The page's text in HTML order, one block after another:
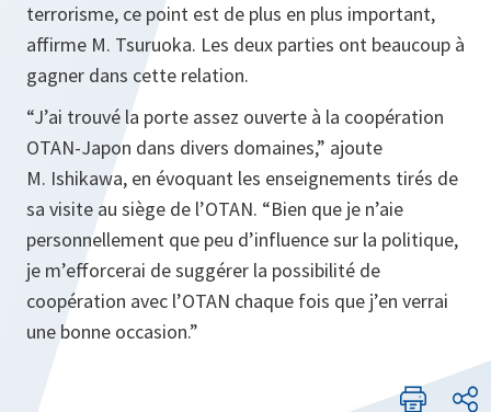
terrorisme, ce point est de plus en plus important,
affirme M. Tsuruoka. Les deux parties ont beaucoup à
gagner dans cette relation.
“J’ai trouvé la porte assez ouverte à la coopération
OTAN-Japon dans divers domaines,” ajoute
M. Ishikawa, en évoquant les enseignements tirés de
sa visite au siège de l’OTAN. “Bien que je n’aie
personnellement que peu d’influence sur la politique,
je m’efforcerai de suggérer la possibilité de
coopération avec l’OTAN chaque fois que j’en verrai
une bonne occasion.”